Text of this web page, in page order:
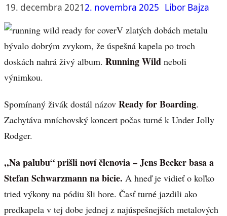
19. decembra 20212. novembra 2025 Libor Bajza
V zlatých dobách metalu
bývalo dobrým zvykom, že úspešná kapela po troch
doskách nahrá živý album. Running Wild neboli
výnimkou.
Spomínaný živák dostál názov Ready for Boarding.
Zachytáva mníchovský koncert počas turné k Under Jolly
Rodger.
,,Na palubu“ prišli noví členovia – Jens Becker basa a
Stefan Schwarzmann na bicie. A hneď je vidieť o koľko
tried výkony na pódiu šli hore. Časť turné jazdili ako
predkapela v tej dobe jednej z najúspešnejších metalových